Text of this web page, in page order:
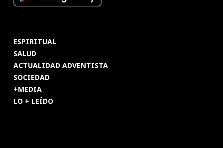
ESPIRITUAL
SALUD
ACTUALIDAD ADVENTISTA
SOCIEDAD
+MEDIA
LO + LEÍDO